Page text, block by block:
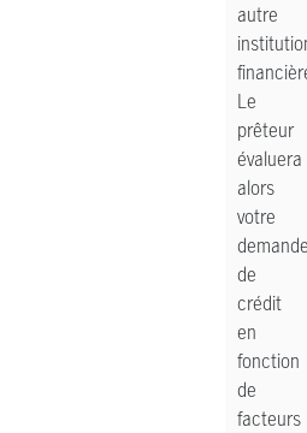
autre
Le
prêteur
évaluera
alors
votre
de
crédit
en
fonction
de
facteurs